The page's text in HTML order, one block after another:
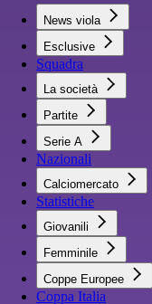
News viola
Esclusive
Squadra
La società
Partite
Serie A
Nazionali
Calciomercato
Statistiche
Giovanili
Femminile
Coppe Europee
Coppa Italia